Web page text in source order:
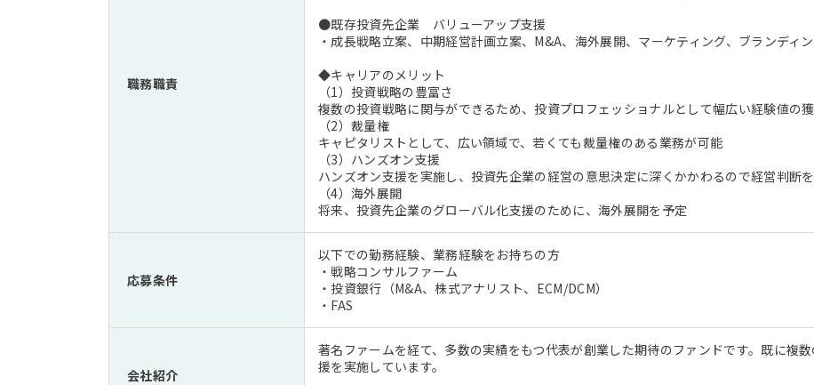
職務職責
●既存投資先企業 バリューアップ支援
・成長戦略立案、中期経営計画立案、M&A、海外展開、マーケティング、ブランディ
◆キャリアのメリット
（1）投資戦略の豊富さ
複数の投資戦略に関与ができるため、投資プロフェッショナルとして幅広い経験値の
（2）裁量権
キャピタリストとして、広い領域で、若くても裁量権のある業務が可能
（3）ハンズオン支援
ハンズオン支援を実施し、投資先企業の経営の意思決定に深くかかわるので経営判断
（4）海外展開
将来、投資先企業のグローバル化支援のために、海外展開を予定
応募条件
以下での勤務経験、業務経験をお持ちの方
・戦略コンサルファーム
・投資銀行（M&A、株式アナリスト、ECM/DCM）
・FAS
会社紹介
著名ファームを経て、多数の実績をもつ代表が創業した期待のファンドです。既に複
援を実施しています。